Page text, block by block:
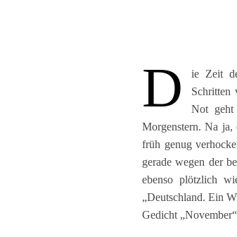
D
ie Zeit
Schritten
Not geht
Morgenstern. Na
früh genug
gerade wegen der
ebenso plötzlich
„Deutschland. Ein
Gedicht